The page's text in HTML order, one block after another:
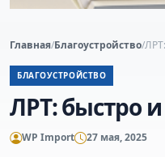
Главная/Благоустройство/
БЛАГОУСТРОЙСТВО
ЛРT: быстро
WP Import 27 мая, 2025